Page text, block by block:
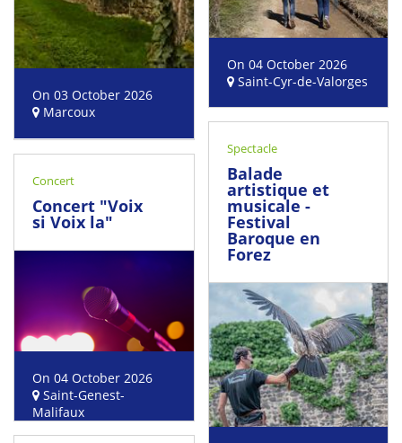
On 03 October 2026
Marcoux
On 04 October 2026
Saint-Cyr-de-Valorges
Spectacle
Balade
artistique et
musicale -
Festival
Baroque en
Forez
Concert
Concert "Voix
si Voix la"
On 04 October 2026
Saint-Genest-
Malifaux